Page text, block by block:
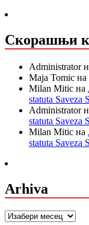
Скорашњи
Administrator
Maja Tomic на
Milan Mitic на
statuta Saveza
Administrator
statuta Saveza
Milan Mitic на
statuta Saveza
Arhiva
Arhiva